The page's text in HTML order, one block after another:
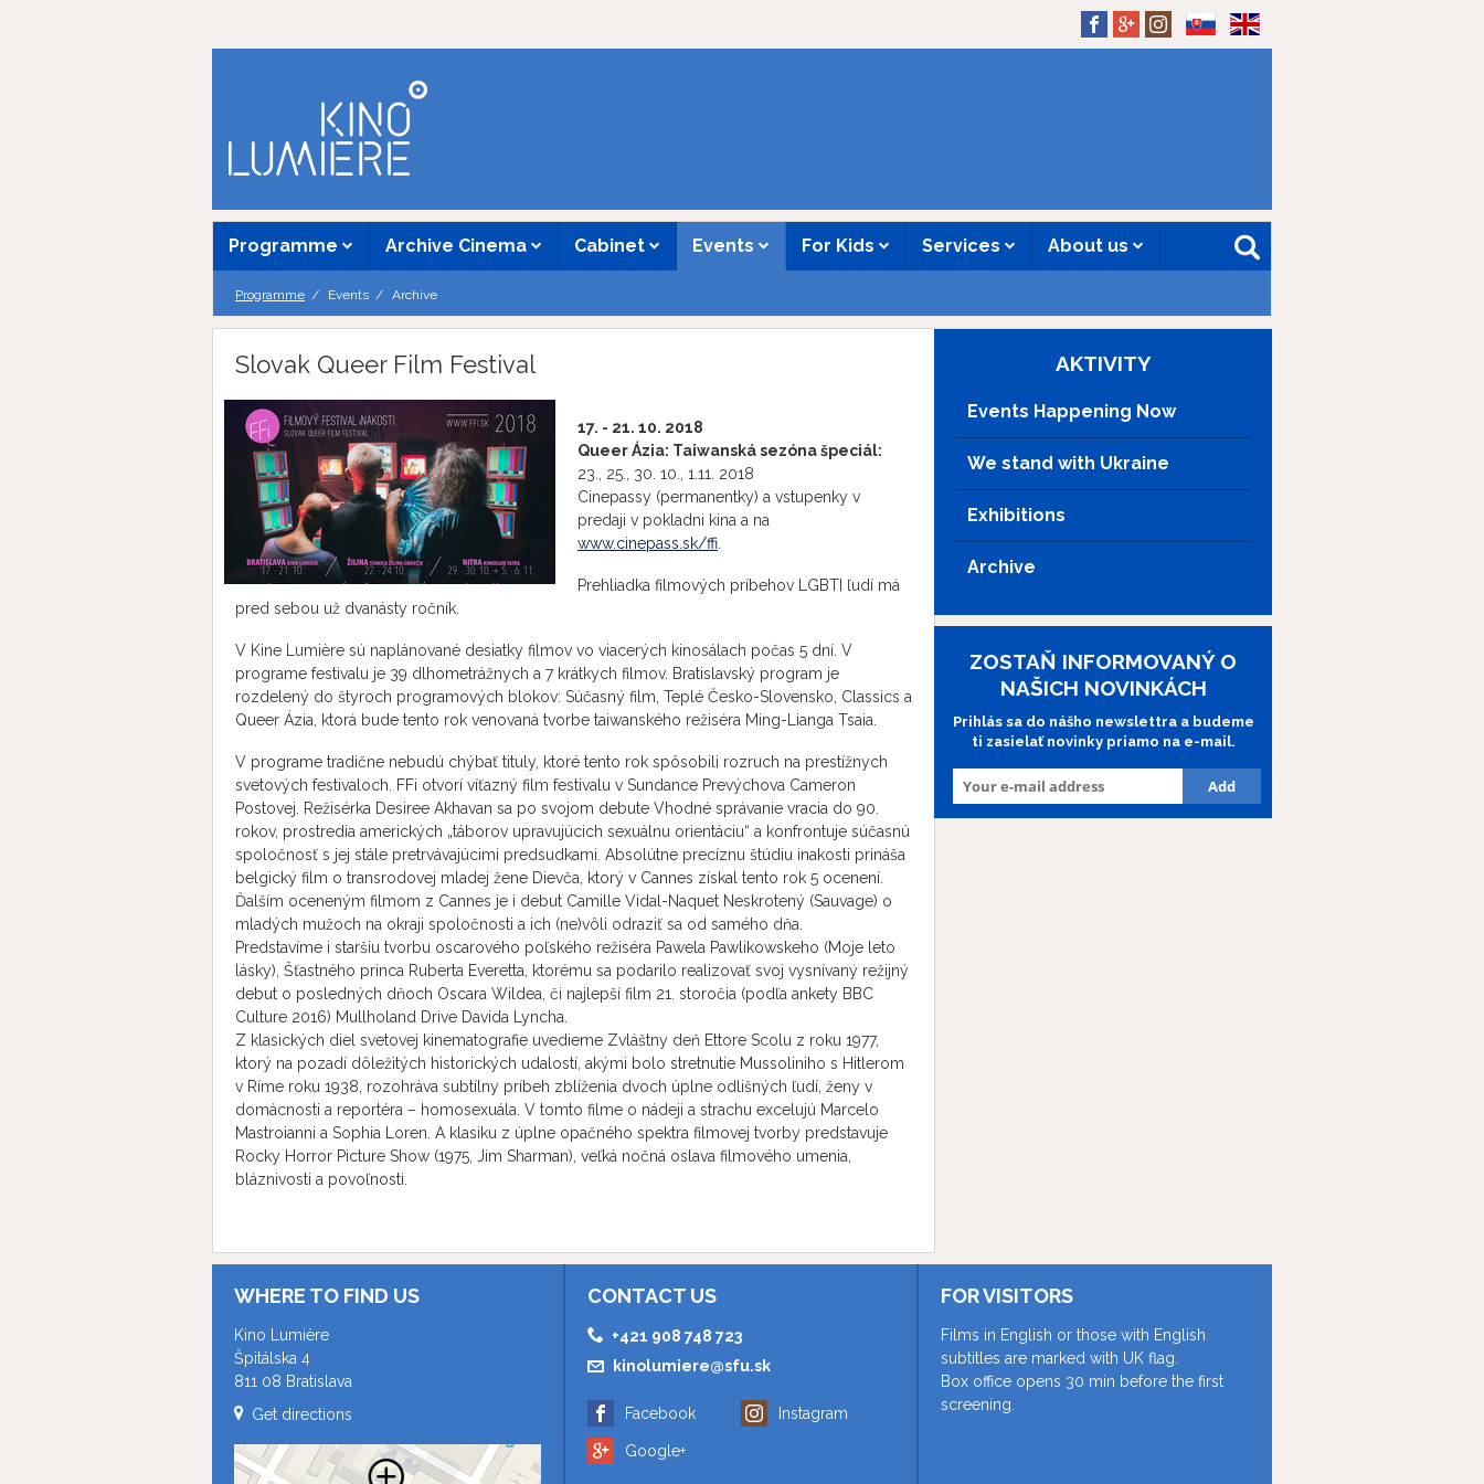
Programme Archive Cinema Cabinet Events For Kids Services About us
Programme Events Archive
Slovak Queer Film Festival
17. - 21. 10. 2018
Queer Ázia: Taiwanská sezóna špeciál:
23., 25., 30. 10., 1.11. 2018
Cinepassy (permanentky) a vstupenky v
predaji v pokladni kina a na
www.cinepass.sk/ffi
Prehliadka filmových príbehov LGBTI ľudí má
pred sebou už dvanásty ročník.
V Kine Lumière sú naplánované desiatky filmov vo viacerých kinosálach počas 5 dní. V
programe festivalu je 39 dlhometrážnych a 7 krátkych filmov. Bratislavský program je
rozdelený do štyroch programových blokov: Súčasný film, Teplé Česko-Slovensko, Classics a
Queer Ázia, ktorá bude tento rok venovaná tvorbe taiwanského režiséra Ming-Lianga Tsaia.
V programe tradične nebudú chýbať tituly, ktoré tento rok spôsobili rozruch na prestížnych
svetových festivaloch. FFi otvorí víťazný film festivalu v Sundance Prevýchova Cameron
Postovej. Režisérka Desiree Akhavan sa po svojom debute Vhodné správanie vracia do 90.
rokov, prostredia amerických „táborov upravujúcich sexuálnu orientáciu“ a konfrontuje súčasnú
spoločnosť s jej stále pretrvávajúcimi predsudkami. Absolútne precíznu štúdiu inakosti prináša
belgický film o transrodovej mladej žene Dievča, ktorý v Cannes získal tento rok 5 ocenení.
Ďalším oceneným filmom z Cannes je i debut Camille Vidal-Naquet Neskrotený (Sauvage) o
mladých mužoch na okraji spoločnosti a ich (ne)vôli odraziť sa od samého dňa.
Predstavíme i staršiu tvorbu oscarového poľského režiséra Pawela Pawlikowskeho (Moje leto
lásky), Šťastného princa Ruberta Everetta, ktorému sa podarilo realizovať svoj vysnívaný režijný
debut o posledných dňoch Oscara Wildea, či najlepší film 21. storočia (podľa ankety BBC
Culture 2016) Mullholand Drive Davida Lyncha.
Z klasických diel svetovej kinematografie uvedieme Zvláštny deň Ettore Scolu z roku 1977,
ktorý na pozadí dôležitých historických udalostí, akými bolo stretnutie Mussoliniho s Hitlerom
v Ríme roku 1938, rozohráva subtílny príbeh zblíženia dvoch úplne odlišných ľudí, ženy v
domácnosti a reportéra – homosexuála. V tomto filme o nádeji a strachu excelujú Marcelo
Mastroianni a Sophia Loren. A klasiku z úplne opačného spektra filmovej tvorby predstavuje
Rocky Horror Picture Show (1975, Jim Sharman), veľká nočná oslava filmového umenia,
bláznivosti a povoľnosti.
AKTIVITY
Events Happening Now
We stand with Ukraine
Exhibitions
Archive
ZOSTAŇ INFORMOVANÝ O
NAŠICH NOVINKÁCH
Prihlás sa do nášho newslettra a budeme
ti zasielať novinky priamo na e-mail.
WHERE TO FIND US
Kino Lumière
Špitálska 4
811 08 Bratislava
Get directions
CONTACT US
+421 908 748 723
kinolumiere@sfu.sk
Facebook
Google+
Instagram
FOR VISITORS
Films in English or those with English
subtitles are marked with UK flag.
Box office opens 30 min before the first
screening.